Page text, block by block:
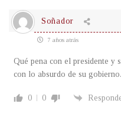
Soñador
7 años atrás
Qué pena con el presidente y
con lo absurdo de su gobierno.
0 0